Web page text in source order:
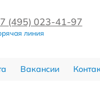
(495) 023-41-97
линия
Вакансии